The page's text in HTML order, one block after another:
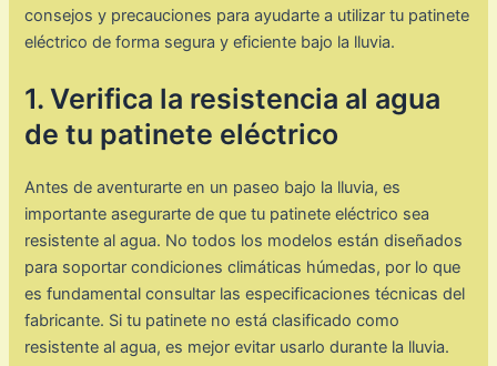
consejos y precauciones para ayudarte a utilizar tu patinete
eléctrico de forma segura y eficiente bajo la lluvia.
1. Verifica la resistencia al agua
de tu patinete eléctrico
Antes de aventurarte en un paseo bajo la lluvia, es
importante asegurarte de que tu patinete eléctrico sea
resistente al agua. No todos los modelos están diseñados
para soportar condiciones climáticas húmedas, por lo que
es fundamental consultar las especificaciones técnicas del
fabricante. Si tu patinete no está clasificado como
resistente al agua, es mejor evitar usarlo durante la lluvia.